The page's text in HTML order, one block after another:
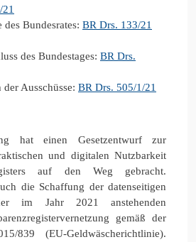
des Bundesrates: BR Drs. 133/21
des Bundestages: BR Drs.
Ausschüsse: BR Drs. 505/1/21
hat einen Gesetzentwurf zur
und digitalen Nutzbarkeit
auf den Weg gebracht.
die Schaffung der datenseitigen
im Jahr 2021 anstehenden
gemäß der
839 (EU-Geldwäscherichtlinie).